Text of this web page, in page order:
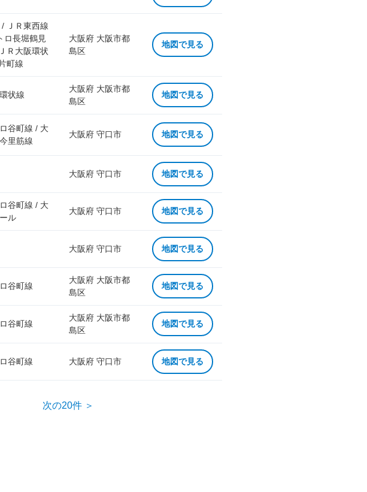
ＪＲ東西線
ロ長堀鶴見
Ｒ大阪環状
町線
大阪府 大阪市都
島区
地図で見る
状線
大阪府 大阪市都
島区
地図で見る
谷町線 / 大
里筋線
大阪府 守口市 地図で見る
大阪府 守口市 地図で見る
谷町線 / 大
ル
大阪府 守口市 地図で見る
大阪府 守口市 地図で見る
谷町線
大阪府 大阪市都
島区
地図で見る
谷町線
大阪府 大阪市都
島区
地図で見る
谷町線 大阪府 守口市 地図で見る
次の20件 ＞